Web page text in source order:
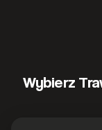
Wybierz